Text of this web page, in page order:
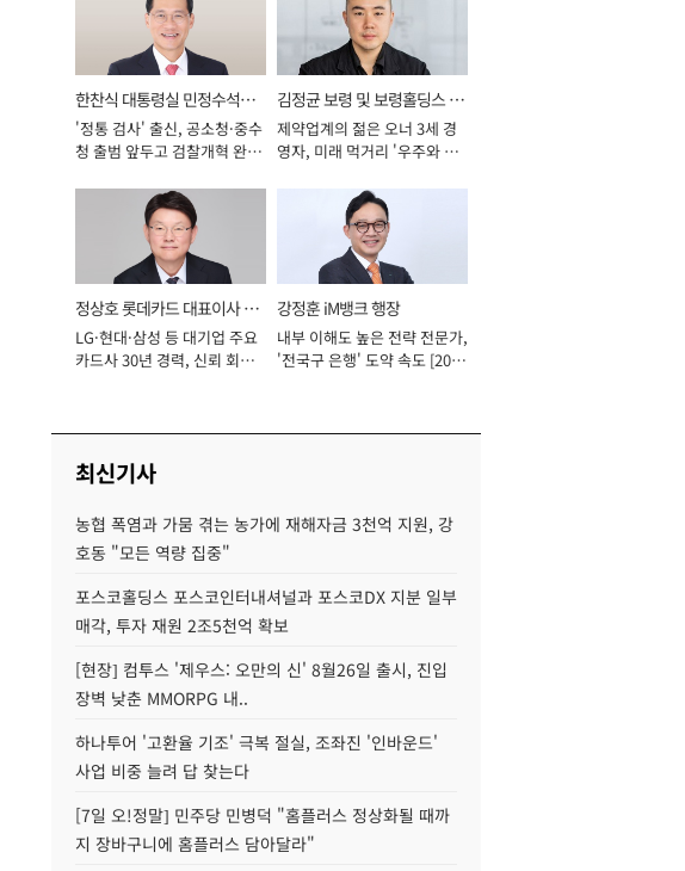
한찬식 대통령실 민정수석비
서관
'정통 검사' 출신, 공소청·중수
청 출범 앞두고 검찰개혁 완수
김정균 보령 및 보령홀딩스 대
표이사 사장
제약업계의 젊은 오너 3세 경
영자, 미래 먹거리 '우주와 헬
정상호 롯데카드 대표이사 사
장
LG·현대·삼성 등 대기업 주요
카드사 30년 경력, 신뢰 회복
강정훈 iM뱅크 행장
내부 이해도 높은 전략 전문가,
'전국구 은행' 도약 속도 [2026
최신기사
농협 폭염과 가뭄 겪는 농가에 재해자금 3천억 지원, 강
호동 "모든 역량 집중"
포스코홀딩스 포스코인터내셔널과 포스코DX 지분 일부
매각, 투자 재원 2조5천억 확보
[현장] 컴투스 '제우스: 오만의 신' 8월26일 출시, 진입
장벽 낮춘 MMORPG 내..
하나투어 '고환율 기조' 극복 절실, 조좌진 '인바운드'
사업 비중 늘려 답 찾는다
[7일 오!정말] 민주당 민병덕 "홈플러스 정상화될 때까
지 장바구니에 홈플러스 담아달라"